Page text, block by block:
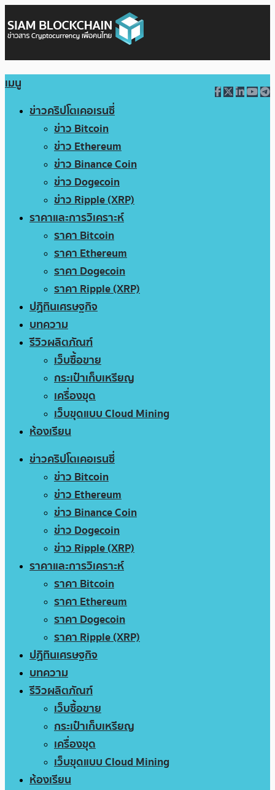
เมนู
ข่าวคริปโตเคอเรนซี่
ข่าว Bitcoin
ข่าว Ethereum
ข่าว Binance Coin
ข่าว Dogecoin
ข่าว Ripple (XRP)
ราคาและการวิเคราะห์
ราคา Bitcoin
ราคา Ethereum
ราคา Dogecoin
ราคา Ripple (XRP)
ปฏิทินเศรษฐกิจ
บทความ
รีวิวผลิตภัณฑ์
เว็บซื้อขาย
กระเป๋าเก็บเหรียญ
เครื่องขุด
เว็บขุดแบบ Cloud Mining
ห้องเรียน
ข่าวคริปโตเคอเรนซี่
ข่าว Bitcoin
ข่าว Ethereum
ข่าว Binance Coin
ข่าว Dogecoin
ข่าว Ripple (XRP)
ราคาและการวิเคราะห์
ราคา Bitcoin
ราคา Ethereum
ราคา Dogecoin
ราคา Ripple (XRP)
ปฏิทินเศรษฐกิจ
บทความ
รีวิวผลิตภัณฑ์
เว็บซื้อขาย
กระเป๋าเก็บเหรียญ
เครื่องขุด
เว็บขุดแบบ Cloud Mining
ห้องเรียน